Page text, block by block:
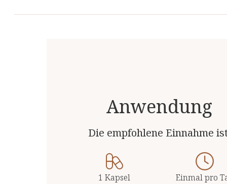
Anwendung
Die empfohlene Einnahme
1 Kapsel Einmal pro